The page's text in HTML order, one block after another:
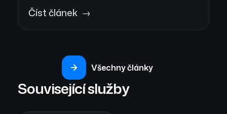
Číst článek →
Všechny články
Související služby